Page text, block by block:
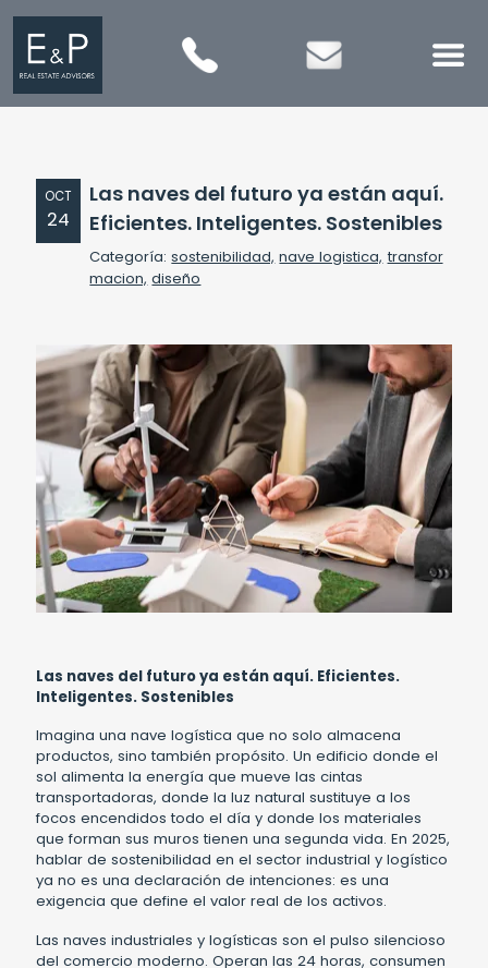
OCT
24
Las naves del futuro ya están aquí.
Eficientes. Inteligentes. Sostenibles
Categoría:sostenibilidad, nave logistica, transfor
macion, diseño
Las naves del futuro ya están aquí. Eficientes.
Inteligentes. Sostenibles
Imagina una nave logística que no solo almacena
productos, sino también propósito. Un edificio donde el
sol alimenta la energía que mueve las cintas
transportadoras, donde la luz natural sustituye a los
focos encendidos todo el día y donde los materiales
que forman sus muros tienen una segunda vida. En 2025,
hablar de sostenibilidad en el sector industrial y logístico
ya no es una declaración de intenciones: es una
exigencia que define el valor real de los activos.
Las naves industriales y logísticas son el pulso silencioso
del comercio moderno. Operan las 24 horas, consumen